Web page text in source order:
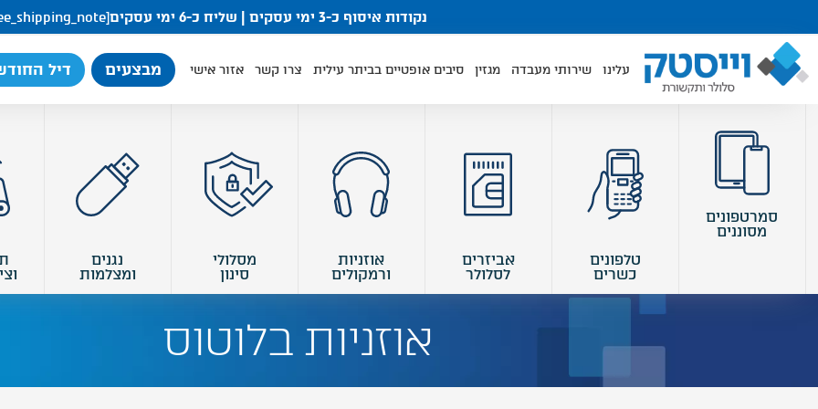
לתוכן
נקודות איסוף כ-3 ימי עסקים | שליח כ-6 ימי עסקים [free_shipping_note]
עלינו שירותי מעבדה מגזין סיבים אופטיים בביתר עילית צרו קשר אזור אישי מבצעים דיל
סמרטפונים
מסוננים
טלפונים
כשרים
אביזרים
לסלולר
אוזניות
ורמקולים
מסלולי
סינון
נגנים
ומצלמות
אוזניות בלוטוס